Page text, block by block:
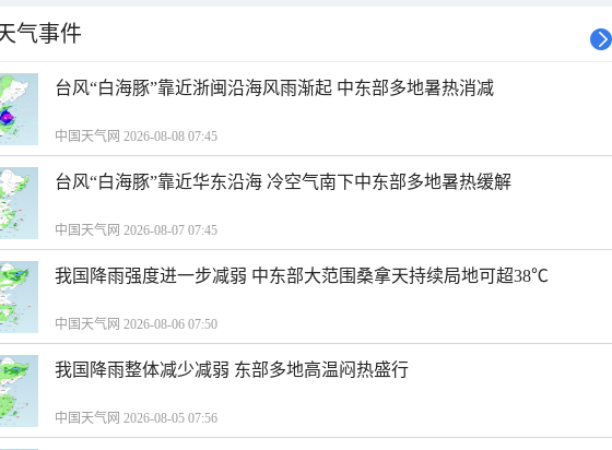
气事件
台风“白海豚”靠近浙闽沿海风雨渐起 中东部多地暑热消减
中国天气网 2026-08-08 07:45
台风“白海豚”靠近华东沿海 冷空气南下中东部多地暑热缓解
中国天气网 2026-08-07 07:45
我国降雨强度进一步减弱 中东部大范围桑拿天持续局地可超38℃
中国天气网 2026-08-06 07:50
我国降雨整体减少减弱 东部多地高温闷热盛行
中国天气网 2026-08-05 07:56